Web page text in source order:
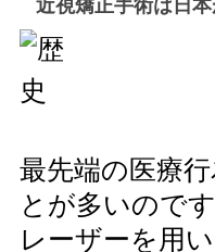
近視矯正手術は日
最先端の医療
とが多いので
レーザーを用